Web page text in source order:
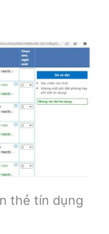
thẻ tín dụng